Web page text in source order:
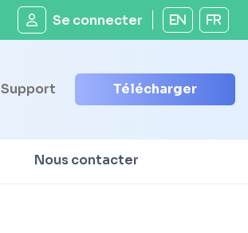
Se connecter EN FR
Support Télécharger
Nous contacter